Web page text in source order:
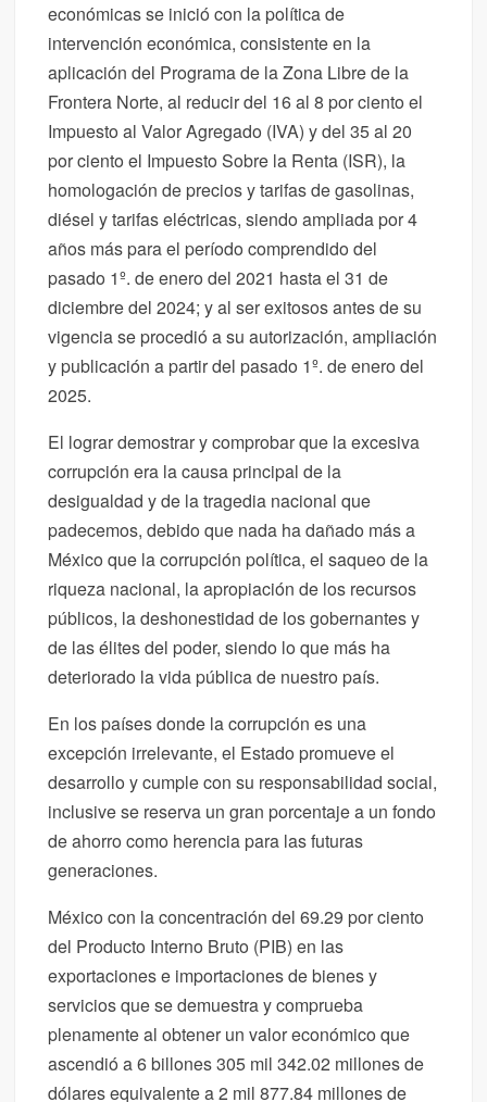
económicas se inició con la política de
intervención económica, consistente en la
aplicación del Programa de la Zona Libre de la
Frontera Norte, al reducir del 16 al 8 por ciento el
Impuesto al Valor Agregado (IVA) y del 35 al 20
por ciento el Impuesto Sobre la Renta (ISR), la
homologación de precios y tarifas de gasolinas,
diésel y tarifas eléctricas, siendo ampliada por 4
años más para el período comprendido del
pasado 1º. de enero del 2021 hasta el 31 de
diciembre del 2024; y al ser exitosos antes de su
vigencia se procedió a su autorización, ampliación
y publicación a partir del pasado 1º. de enero del
2025.
El lograr demostrar y comprobar que la excesiva
corrupción era la causa principal de la
desigualdad y de la tragedia nacional que
padecemos, debido que nada ha dañado más a
México que la corrupción política, el saqueo de la
riqueza nacional, la apropiación de los recursos
públicos, la deshonestidad de los gobernantes y
de las élites del poder, siendo lo que más ha
deteriorado la vida pública de nuestro país.
En los países donde la corrupción es una
excepción irrelevante, el Estado promueve el
desarrollo y cumple con su responsabilidad social,
inclusive se reserva un gran porcentaje a un fondo
de ahorro como herencia para las futuras
generaciones.
México con la concentración del 69.29 por ciento
del Producto Interno Bruto (PIB) en las
exportaciones e importaciones de bienes y
servicios que se demuestra y comprueba
plenamente al obtener un valor económico que
ascendió a 6 billones 305 mil 342.02 millones de
dólares equivalente a 2 mil 877.84 millones de